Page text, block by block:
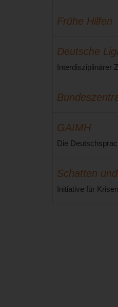
Frühe Hilfen
Deutsche
Interdisziplinärer
GAIMH
Die
Schatten
Initiative für